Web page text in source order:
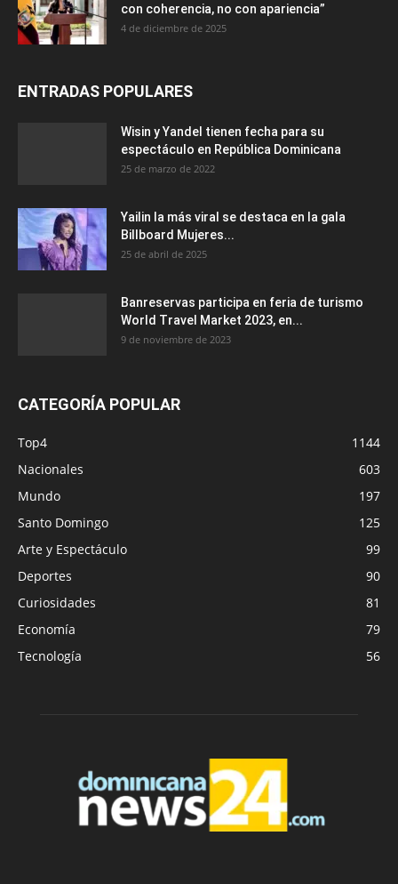
con coherencia, no con apariencia”
4 de diciembre de 2025
ENTRADAS POPULARES
Wisin y Yandel tienen fecha para su
espectáculo en República Dominicana
25 de marzo de 2022
Yailin la más viral se destaca en la gala
Billboard Mujeres...
25 de abril de 2025
Banreservas participa en feria de turismo
World Travel Market 2023, en...
9 de noviembre de 2023
CATEGORÍA POPULAR
Top4
1144
Nacionales
603
Mundo
197
Santo Domingo
125
Arte y Espectáculo
99
Deportes
90
Curiosidades
81
Economía
79
Tecnología
56